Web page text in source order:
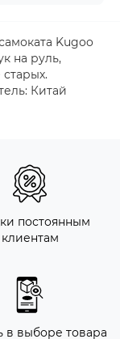
Kugoo
на руль,
Китай
постоянным
клиентам
выборе товара